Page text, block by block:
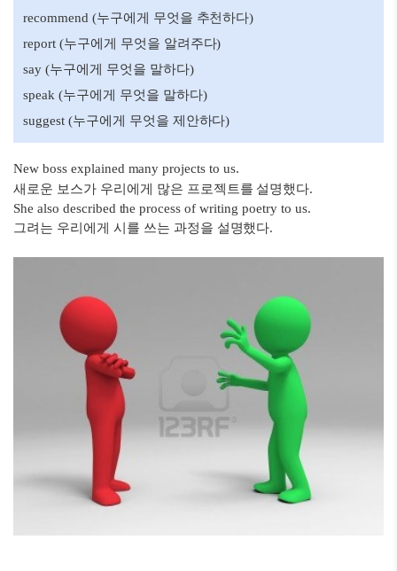
recommend (누구에게 무엇을 추천하다)
report (누구에게 무엇을 알려주다)
say (누구에게 무엇을 말하다)
speak (누구에게 무엇을 말하다)
suggest (누구에게 무엇을 제안하다)
New boss explained many projects to us.
새로운 보스가 우리에게 많은 프로젝트를 설명했다.
She also described the process of writing poetry to us.
그려는 우리에게 시를 쓰는 과정을 설명했다.